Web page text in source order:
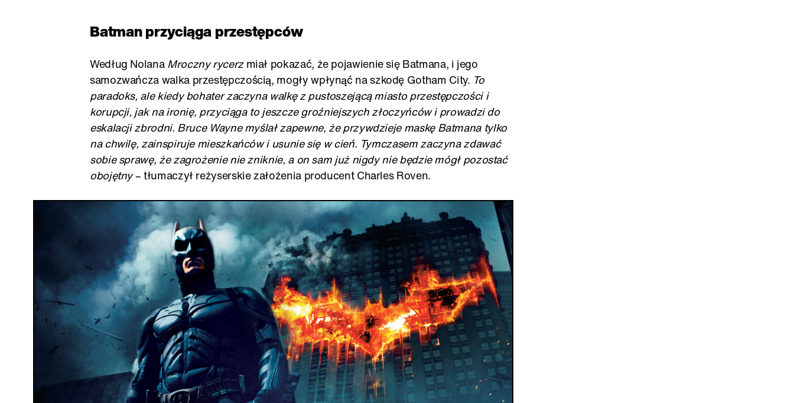
Batman przyciąga przestępców
Według NolanaMroczny rycerzmiał pokazać, że pojawienie się Batmana, i jego
samozwańcza walka przestępczością, mogły wpłynąć na szkodę Gotham City. To
paradoks, ale kiedy bohater zaczyna walkę z pustoszejącą miasto przestępczości i
korupcji, jak na ironię, przyciąga to jeszcze groźniejszych złoczyńców i prowadzi do
eskalacji zbrodni. Bruce Wayne myślał zapewne, że przywdzieje maskę Batmana tylko
na chwilę, zainspiruje mieszkańców i usunie się w cień. Tymczasem zaczyna zdawać
sobie sprawę, że zagrożenie nie zniknie, a on sam już nigdy nie będzie mógł pozostać
obojętny– tłumaczył reżyserskie założenia producent Charles Roven.